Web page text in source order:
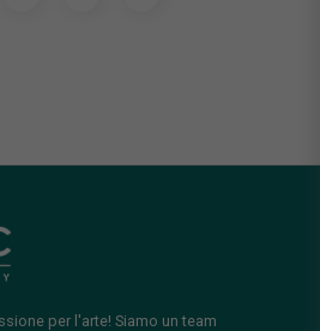
per l'arte! Siamo un team